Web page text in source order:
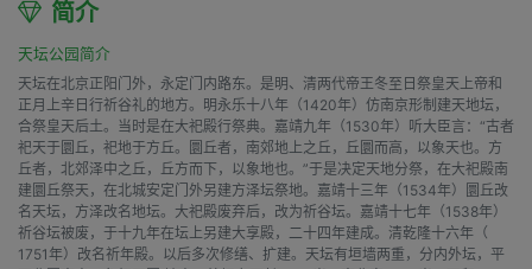
简介
天坛公园简介
天坛在北京正阳门外，永定门内路东。是明、清两代帝王冬至日祭皇天上帝和
正月上辛日行祈谷礼的地方。明永乐十八年（1420年）仿南京形制建天地坛，
合祭皇天后土。当时是在大祀殿行祭典。嘉靖九年（1530年）听大臣言：“古者
祀天于圜丘，祀地于方丘。圜丘者，南郊地上之丘，丘圜而高，以象天也。方
丘者，北郊泽中之丘，丘方而下，以象地也。”于是决定天地分祭，在大祀殿南
建圜丘祭天，在北城安定门外另建方泽坛祭地。嘉靖十三年（1534年）圜丘改
名天坛，方泽改名地坛。大祀殿废弃后，改为祈谷坛。嘉靖十七年（1538年）
祈谷坛被废，于十九年在坛上另建大享殿，二十四年建成。清乾隆十六年（
1751年）改名祈年殿。以后多次修缮、扩建。天坛有垣墙两重，分内外坛，平